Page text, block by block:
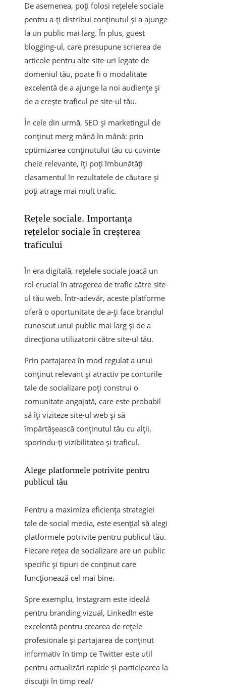
De asemenea, poți folosi rețelele sociale
pentru a-ți distribui conținutul și a ajunge
la un public mai larg. În plus, guest
blogging-ul, care presupune scrierea de
articole pentru alte site-uri legate de
domeniul tău, poate fi o modalitate
excelentă de a ajunge la noi audiențe și
de a crește traficul pe site-ul tău.
În cele din urmă, SEO și marketingul de
conținut merg mână în mână: prin
optimizarea conținutului tău cu cuvinte
cheie relevante, îți poți îmbunătăți
clasamentul în rezultatele de căutare și
poți atrage mai mult trafic.
Rețele sociale. Importanța
rețelelor sociale în creșterea
traficului
În era digitală, rețelele sociale joacă un
rol crucial în atragerea de trafic către site-
ul tău web. Într-adevăr, aceste platforme
oferă o oportunitate de a-ți face brandul
cunoscut unui public mai larg și de a
direcționa utilizatorii către site-ul tău.
Prin partajarea în mod regulat a unui
conținut relevant și atractiv pe conturile
tale de socializare poți construi o
comunitate angajată, care este probabil
să îți viziteze site-ul web și să
împărtășească conținutul tău cu alții,
sporindu-ți vizibilitatea și traficul.
Alege platformele potrivite pentru
publicul tău
Pentru a maximiza eficiența strategiei
tale de social media, este esențial să alegi
platformele potrivite pentru publicul tău.
Fiecare rețea de socializare are un public
specific și tipuri de conținut care
funcționează cel mai bine.
Spre exemplu, Instagram este ideală
pentru branding vizual, LinkedIn este
excelentă pentru crearea de rețele
profesionale și partajarea de conținut
informativ în timp ce Twitter este util
pentru actualizări rapide și participarea la
discuții în timp real/